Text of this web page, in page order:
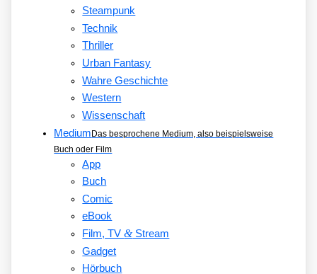
Steampunk
Technik
Thriller
Urban Fantasy
Wahre Geschichte
Western
Wissenschaft
MediumDas besprochene Medium, also beispielsweise
Buch oder Film
App
Buch
Comic
eBook
Film, TV&Stream
Gadget
Hörbuch